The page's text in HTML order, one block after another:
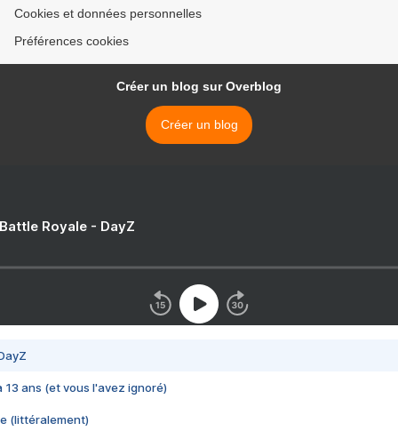
Cookies et données personnelles
Préférences cookies
Créer un blog sur Overblog
Créer un blog
Royale - DayZ
13 ans (et vous l'avez ignoré)
(littéralement)